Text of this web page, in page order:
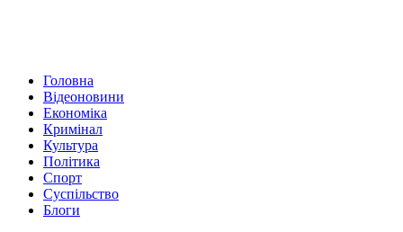
Головна
Відеоновини
Економіка
Кримінал
Культура
Політика
Спорт
Суспільство
Блоги